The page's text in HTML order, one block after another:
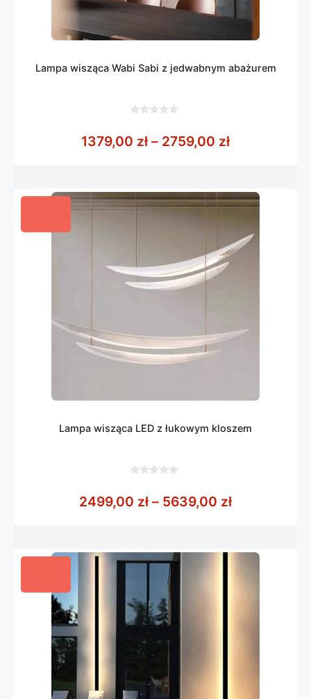
Lampa wisząca Wabi Sabi z jedwabnym abażurem
5
1379,00 zł – 2759,00 złZakres cen:
Lampa wisząca LED z łukowym kloszem
5
2499,00 zł – 5639,00 złZakres cen: